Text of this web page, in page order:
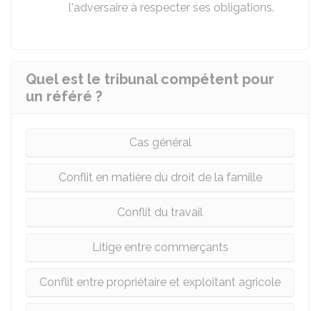
l'adversaire à respecter ses obligations.
Quel est le tribunal compétent pour
un référé ?
Cas général
Conflit en matière du droit de la famille
Conflit du travail
Litige entre commerçants
Conflit entre propriétaire et exploitant agricole